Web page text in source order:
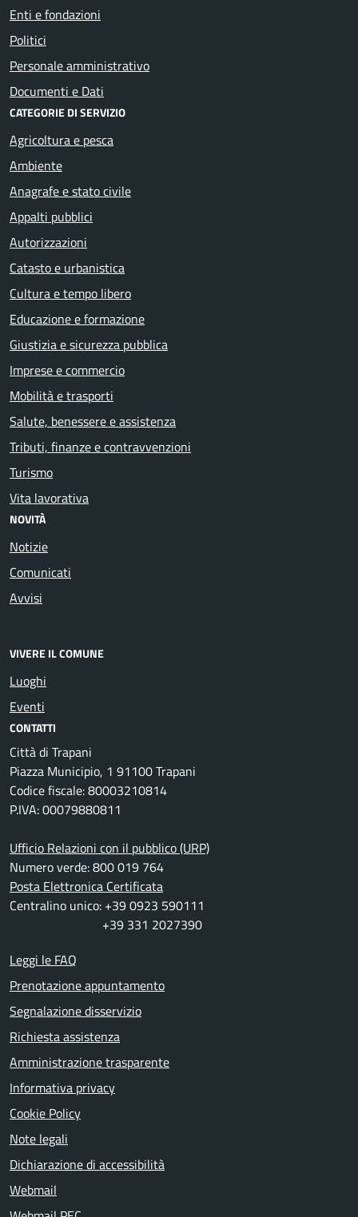
Enti e fondazioni
Politici
Personale amministrativo
Documenti e Dati
CATEGORIE DI SERVIZIO
Agricoltura e pesca
Ambiente
Anagrafe e stato civile
Appalti pubblici
Autorizzazioni
Catasto e urbanistica
Cultura e tempo libero
Educazione e formazione
Giustizia e sicurezza pubblica
Imprese e commercio
Mobilità e trasporti
Salute, benessere e assistenza
Tributi, finanze e contravvenzioni
Turismo
Vita lavorativa
NOVITÀ
Notizie
Comunicati
Avvisi
VIVERE IL COMUNE
Luoghi
Eventi
CONTATTI
Città di Trapani
Piazza Municipio, 1 91100 Trapani
Codice fiscale: 80003210814
P.IVA: 00079880811
Ufficio Relazioni con il pubblico (URP)
Numero verde: 800 019 764
Posta Elettronica Certificata
Centralino unico: +39 0923 590111
+39 331 2027390
Leggi le FAQ
Prenotazione appuntamento
Segnalazione disservizio
Richiesta assistenza
Amministrazione trasparente
Informativa privacy
Cookie Policy
Note legali
Dichiarazione di accessibilità
Webmail